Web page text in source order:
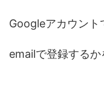
Googleアカウント
emailで登録するか